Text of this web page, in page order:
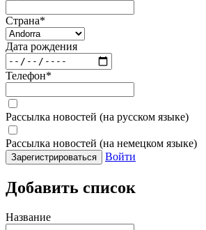
Страна*
Дата рождения
Телефон*
Рассылка новостей (на русском языке)
Рассылка новостей (на немецком языке)
Зарегистрироваться Войти
Добавить список
Название